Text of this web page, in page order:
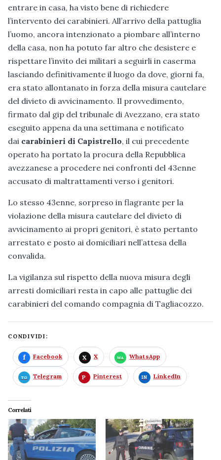
entrare in casa, ha visto bene di richiedere
l’intervento dei carabinieri. All’arrivo della pattuglia
l’uomo, ancora intenzionato a piombare all’interno
della casa, non ha potuto far altro che desistere e
rispettare l’invito dei militari a seguirli in caserma
lasciando definitivamente il luogo da dove, giorni fa,
era stato allontanato in forza della misura cautelare
del divieto di avvicinamento. Il provvedimento,
firmato dal gip del tribunale di Avezzano, era stato
eseguito appena da una settimana e notificato
dai carabinieri di Capistrello, il cui precedente
operato ha portato la procura della Repubblica
avezzanese a procedere nei confronti del 43enne
accusato di maltrattamenti verso i genitori.
Lo stesso 43enne, sorpreso in flagrante per la
violazione della misura cautelare del divieto di
avvicinamento ai propri genitori, è stato pertanto
arrestato e posto ai domiciliari nell’attesa della
convalida.
La vigilanza sul rispetto della nuova misura degli
arresti domiciliari resta in capo alle pattuglie dei
carabinieri del comando compagnia di Tagliacozzo.
CONDIVIDI:
Facebook X WhatsApp
Telegram Pinterest LinkedIn
Correlati